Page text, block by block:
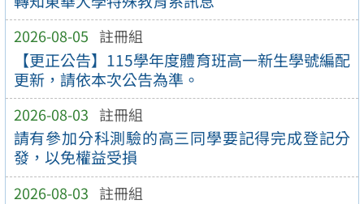
2026-08-05 註冊組
【更正公告】115學年度體育班高一新生學號編配
更新，請依本次公告為準。
2026-08-03 註冊組
請有參加分科測驗的高三同學要記得完成登記分
發，以免權益受損
2026-08-03 註冊組